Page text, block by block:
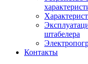
штабелера
Контакты